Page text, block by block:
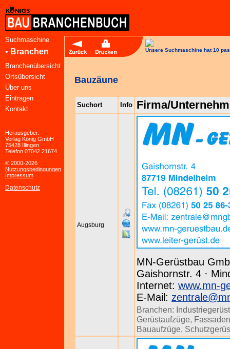
Suchmaschine
• Branchen
Branchenübersicht
Ortsübersicht
Über uns
Eintragen
Kontakt
Herausgeber:
Verlag König GmbH
75428 Illingen
Telefon 07042 21674
© 2000-2026
Nutzungsbedingungen
Impressum
Datenschutz
Unsere Suchmaschine hat 10
Bauzäune
Suchort Info Firma/
Augsburg
MN-Gerüstbau
Gaishornstr. 4 ·
Internet: www.mn-
E-Mail:
Branchen:
Gerüstaufzüge,
Bauaufzüge,